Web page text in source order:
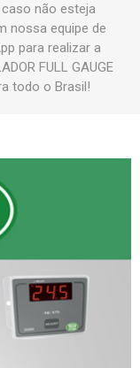
não esteja
nossa equipe de
para realizar a
FULL GAUGE
todo o Brasil!